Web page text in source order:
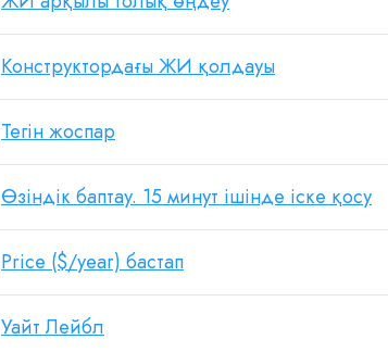
Конструктордағы ЖИ қолдауы
Тегін жоспар
Өзіндік баптау. 15 минут ішінде іске қосу
Price ($/year) бастап
Уайт Лейбл